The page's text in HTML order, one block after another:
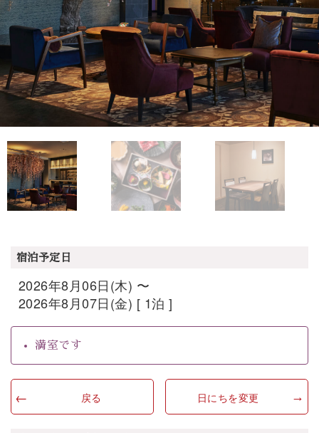
宿泊予定日
2026年8月06日(木) 〜
2026年8月07日(金) [ 1泊 ]
満室です
戻る 日にちを変更